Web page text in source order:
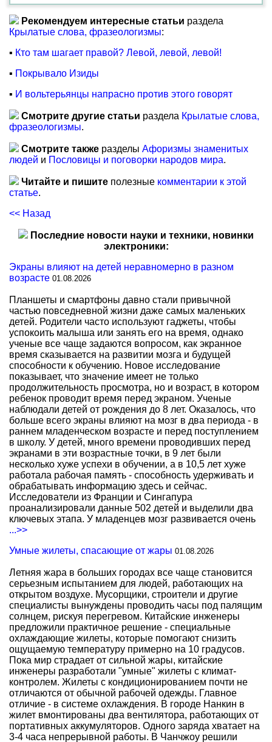
Рекомендуем интересные статьи раздела
Крылатые слова, фразеологизмы:
▪ Кто там шагает правой? Левой, левой, левой!
▪ Покрывало Изиды
▪ И вольтерьянцы напрасно против этого говорят
Смотрите другие статьи раздела Крылатые слова,
фразеологизмы.
Смотрите также разделы Афоризмы знаменитых
людей и Пословицы и поговорки народов мира.
Читайте и пишите полезные комментарии к этой
статье.
<< Назад
Последние новости науки и техники, новинки
электроники:
Экраны влияют на детей неравномерно в разном
возрасте 01.08.2026
Планшеты и смартфоны давно стали привычной
частью повседневной жизни даже самых маленьких
детей. Родители часто используют гаджеты, чтобы
успокоить малыша или занять его на время, однако
ученые все чаще задаются вопросом, как экранное
время сказывается на развитии мозга и будущей
способности к обучению. Новое исследование
показывает, что значение имеет не только
продолжительность просмотра, но и возраст, в котором
ребенок проводит время перед экраном. Ученые
наблюдали детей от рождения до 8 лет. Оказалось, что
больше всего экраны влияют на мозг в два периода - в
раннем младенческом возрасте и перед поступлением
в школу. У детей, много времени проводивших перед
экранами в эти возрастные точки, в 9 лет были
несколько хуже успехи в обучении, а в 10,5 лет хуже
работала рабочая память - способность удерживать и
обрабатывать информацию здесь и сейчас.
Исследователи из Франции и Сингапура
проанализировали данные 502 детей и выделили два
ключевых этапа. У младенцев мозг развивается очень
...>>
Умные жилеты, спасающие от жары 01.08.2026
Летняя жара в больших городах все чаще становится
серьезным испытанием для людей, работающих на
открытом воздухе. Мусорщики, строители и другие
специалисты вынуждены проводить часы под палящим
солнцем, рискуя перегревом. Китайские инженеры
предложили практичное решение - специальные
охлаждающие жилеты, которые помогают снизить
ощущаемую температуру примерно на 10 градусов.
Пока мир страдает от сильной жары, китайские
инженеры разработали "умные" жилеты с климат-
контролем. Жилеты с кондиционированием почти не
отличаются от обычной рабочей одежды. Главное
отличие - в системе охлаждения. В городе Нанкин в
жилет вмонтированы два вентилятора, работающих от
портативных аккумуляторов. Одного заряда хватает на
3-4 часа непрерывной работы. В Чанчжоу решили